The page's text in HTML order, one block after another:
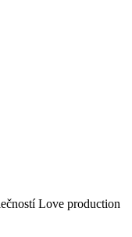
Love production